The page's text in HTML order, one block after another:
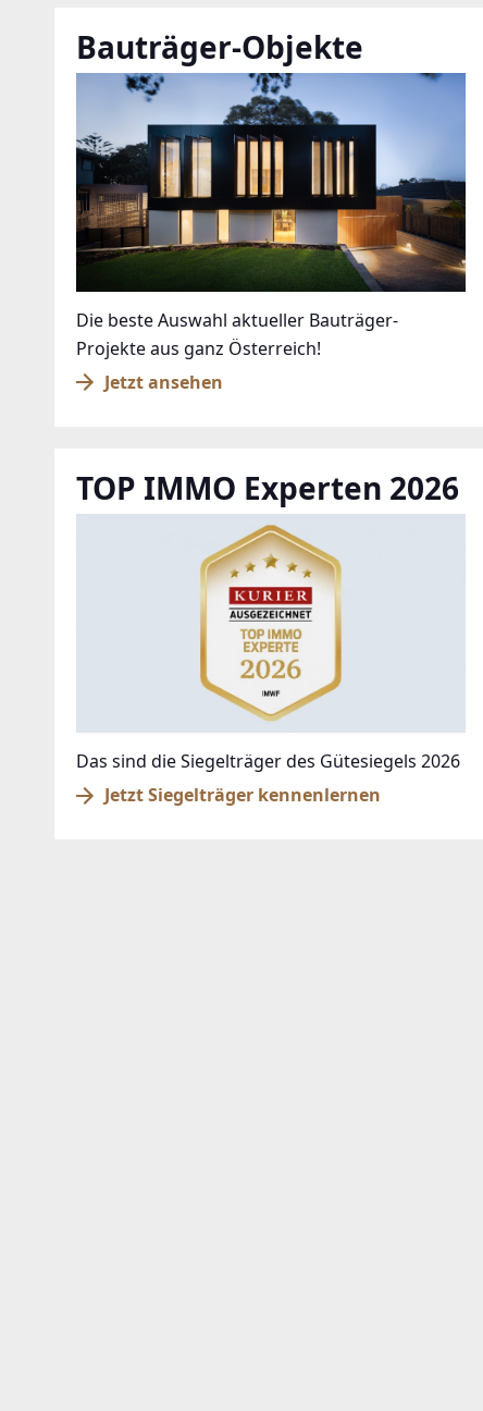
Bauträger-Objekte
Die beste Auswahl aktueller Bauträger-
Projekte aus ganz Österreich!
Jetzt ansehen
TOP IMMO Experten 2026
Das sind die Siegelträger des Gütesiegels 2026
Jetzt Siegelträger kennenlernen